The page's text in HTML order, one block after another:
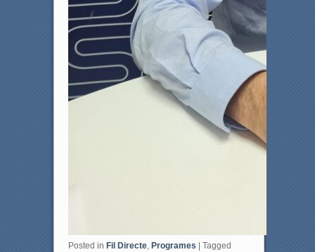
Posted in Fil Directe, Programes
Tagged